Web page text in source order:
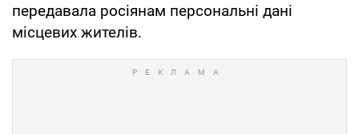
передавала росіянам персональні дані
місцевих жителів.